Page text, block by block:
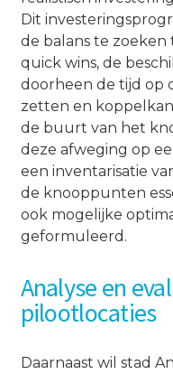
Dit
de balans te zoeken
quick wins, de
doorheen de tijd op
zetten en
de buurt van het
deze afweging op
een inventarisatie
de knooppunten
ook mogelijke
geformuleerd.
Analyse en
pilootlocaties
Daarnaast wil stad